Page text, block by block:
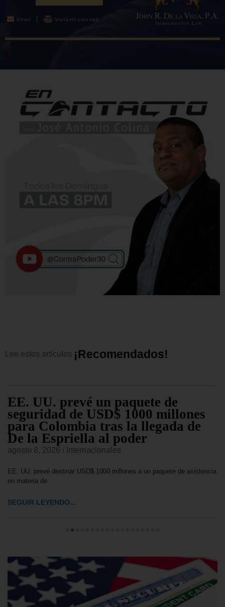
Email Visita mi sitio web
Lee estos artículos ¡Recomendados!
EE. UU. prevé un paquete de
seguridad de USD$ 1000 millones
para Colombia tras la llegada de
De la Espriella al poder
agosto 8, 2026 Internacionales
EE. UU. prevé destinar USD$ 1000 millones a un paquete de asistencia
en materia de
SEGUIR LEYENDO...